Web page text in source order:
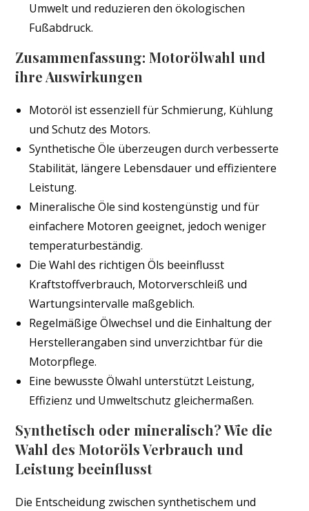
Umwelt und reduzieren den ökologischen
Fußabdruck.
Zusammenfassung: Motorölwahl und
ihre Auswirkungen
Motoröl ist essenziell für Schmierung, Kühlung
und Schutz des Motors.
Synthetische Öle überzeugen durch verbesserte
Stabilität, längere Lebensdauer und effizientere
Leistung.
Mineralische Öle sind kostengünstig und für
einfachere Motoren geeignet, jedoch weniger
temperaturbeständig.
Die Wahl des richtigen Öls beeinflusst
Kraftstoffverbrauch, Motorverschleiß und
Wartungsintervalle maßgeblich.
Regelmäßige Ölwechsel und die Einhaltung der
Herstellerangaben sind unverzichtbar für die
Motorpflege.
Eine bewusste Ölwahl unterstützt Leistung,
Effizienz und Umweltschutz gleichermaßen.
Synthetisch oder mineralisch? Wie die
Wahl des Motoröls Verbrauch und
Leistung beeinflusst
Die Entscheidung zwischen synthetischem und